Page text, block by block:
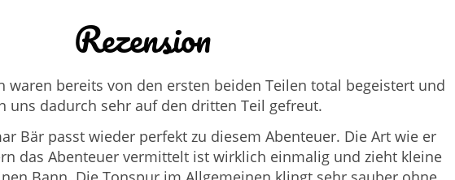
Rezension
waren bereits von den ersten beiden Teilen total begeistert und
uns dadurch sehr auf den dritten Teil gefreut.
Bär passt wieder perfekt zu diesem Abenteuer. Die Art wie er
das Abenteuer vermittelt ist wirklich einmalig und zieht kleine